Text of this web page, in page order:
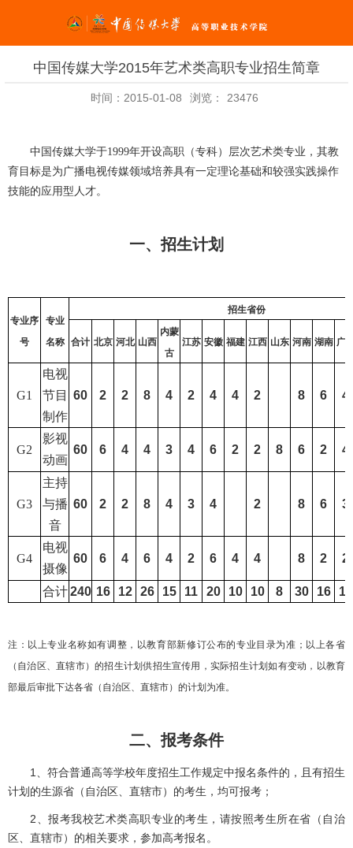
中国传媒大学2015年艺术类高职专业招生简章
时间：2015-01-08 浏览： 23476
中国传媒大学于1999年开设高职（专科）层次艺术类专业，其教
育目标是为广播电视传媒领域培养具有一定理论基础和较强实践操作
技能的应用型人才。
一、招生计划
专业序
号
专业
名称
招生省份
合计 北京 河北 山西
内蒙
古
江苏 安徽 福建 江西 山东 河南 湖南 广
G1
电视
节目
制作
60 2 2 8 4 2 4 4 2 8 6 4
G2
影视
动画
60 6 4 4 3 4 6 2 2 8 6 2 4
G3
主持
与播
音
60 2 2 8 4 3 4 2 8 6 3
G4
电视
摄像
60 6 4 6 4 2 6 4 4 8 2 2
合计 240 16 12 26 15 11 20 10 10 8 30 16 13
注：以上专业名称如有调整，以教育部新修订公布的专业目录为准；以上各省
（自治区、直辖市）的招生计划供招生宣传用，实际招生计划如有变动，以教育
部最后审批下达各省（自治区、直辖市）的计划为准。
二、报考条件
1、符合普通高等学校年度招生工作规定中报名条件的，且有招生
计划的生源省（自治区、直辖市）的考生，均可报考；
2、报考我校艺术类高职专业的考生，请按照考生所在省（自治
区、直辖市）的相关要求，参加高考报名。